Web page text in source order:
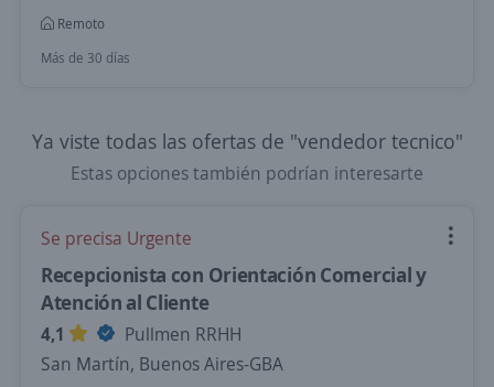
Remoto
Más de 30 días
Ya viste todas las ofertas de "vendedor tecnico"
Estas opciones también podrían interesarte
Se precisa Urgente
Recepcionista con Orientación Comercial y
Atención al Cliente
4,1
Pullmen RRHH
San Martín, Buenos Aires-GBA